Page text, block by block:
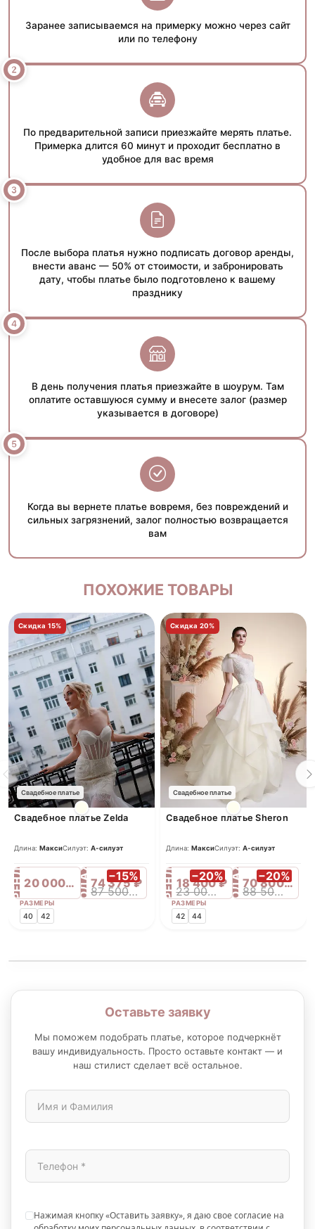
Заранее записываемся на примерку можно через сайт
или по телефону
По предварительной записи приезжайте мерять платье.
Примерка длится 60 минут и проходит бесплатно в
удобное для вас время
После выбора платья нужно подписать договор аренды,
внести аванс — 50% от стоимости, и забронировать
дату, чтобы платье было подготовлено к вашему
празднику
В день получения платья приезжайте в шоурум. Там
оплатите оставшуюся сумму и внесете залог (размер
указывается в договоре)
Когда вы вернете платье вовремя, без повреждений и
сильных загрязнений, залог полностью возвращается
вам
ПОХОЖИЕ ТОВАРЫ
Скидка 15%
Свадебное платье
Свадебное платье Zelda
Длина: МаксиСилуэт: А-силуэт
АРЕНДА 20 000 ₽ПРОДАЖА −15%
74 375 ₽
87 500 ₽
РАЗМЕРЫ
40 42
Скидка 20%
Свадебное платье
Свадебное платье Sheron
Длина: МаксиСилуэт: А-силуэт
АРЕНДА −20%
18 400 ₽
23 000 ₽ ПРОДАЖА −20%
70 800 ₽
88 500 ₽
РАЗМЕРЫ
42 44
Оставьте заявку
Мы поможем подобрать платье, которое подчеркнёт
вашу индивидуальность. Просто оставьте контакт — и
наш стилист сделает всё остальное.
Нажимая кнопку «Оставить заявку», я даю свое согласие на